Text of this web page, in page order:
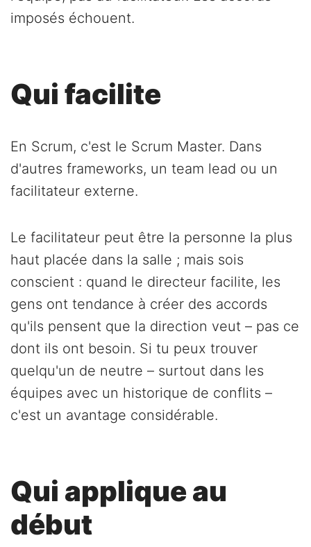
imposés échouent.
Qui facilite
En Scrum, c'est le Scrum Master. Dans
d'autres frameworks, un team lead ou un
facilitateur externe.
Le facilitateur peut être la personne la plus
haut placée dans la salle ; mais sois
conscient : quand le directeur facilite, les
gens ont tendance à créer des accords
qu'ils pensent que la direction veut – pas ce
dont ils ont besoin. Si tu peux trouver
quelqu'un de neutre – surtout dans les
équipes avec un historique de conflits –
c'est un avantage considérable.
Qui applique au
début